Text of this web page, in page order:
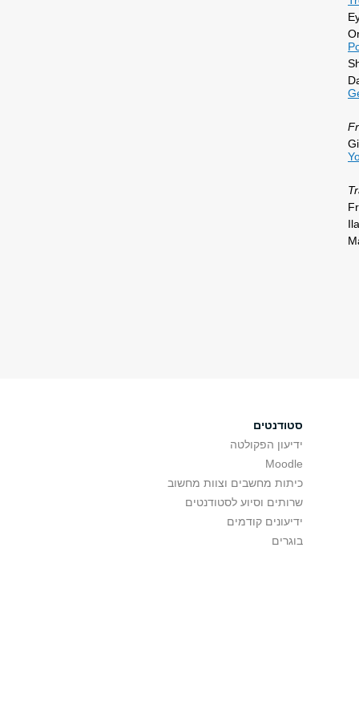
סטודנטים
ידיעון הפקולטה
Moodle
כיתות מחשבים וצוות מחשוב
שרותים וסיוע לסטודנטים
ידיעונים קודמים
בוגרים